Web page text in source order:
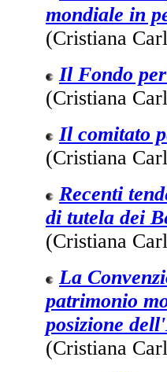
mondiale in
(Cristiana
Il Fondo
(Cristiana
Il comitato
(Cristiana
Recenti
di tutela dei
(Cristiana
La
patrimonio
posizione
(Cristiana